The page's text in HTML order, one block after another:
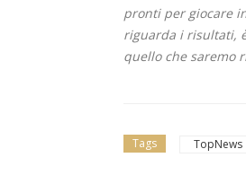
pronti per giocare
riguarda i risultati,
quello che saremo
Tags TopNews